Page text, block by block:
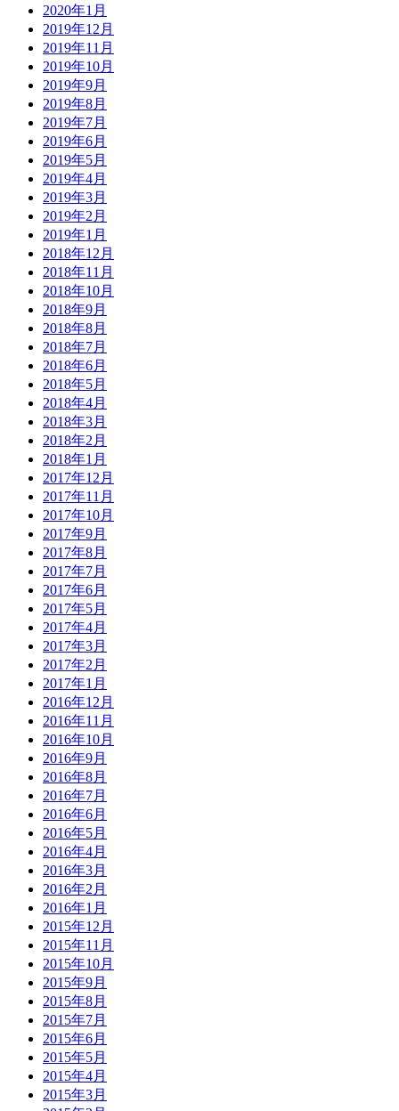
2020年1月
2019年12月
2019年11月
2019年10月
2019年9月
2019年8月
2019年7月
2019年6月
2019年5月
2019年4月
2019年3月
2019年2月
2019年1月
2018年12月
2018年11月
2018年10月
2018年9月
2018年8月
2018年7月
2018年6月
2018年5月
2018年4月
2018年3月
2018年2月
2018年1月
2017年12月
2017年11月
2017年10月
2017年9月
2017年8月
2017年7月
2017年6月
2017年5月
2017年4月
2017年3月
2017年2月
2017年1月
2016年12月
2016年11月
2016年10月
2016年9月
2016年8月
2016年7月
2016年6月
2016年5月
2016年4月
2016年3月
2016年2月
2016年1月
2015年12月
2015年11月
2015年10月
2015年9月
2015年8月
2015年7月
2015年6月
2015年5月
2015年4月
2015年3月